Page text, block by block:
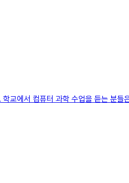
에서 컴퓨터 과학 수업을 듣는 분들